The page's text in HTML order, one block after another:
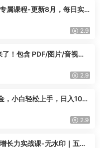
属课程-更新8月，每日实
2.9
！包含 PDF/图片/音视频/
2.9
，小白轻松上手，日入100
2.9
长力实战课-无水印｜五力